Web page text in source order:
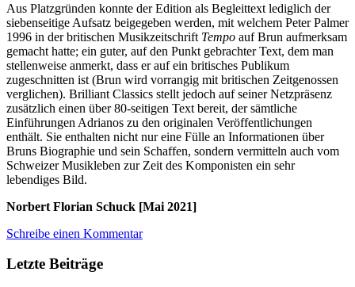
Aus Platzgründen konnte der Edition als Begleittext lediglich der
siebenseitige Aufsatz beigegeben werden, mit welchem Peter Palmer
1996 in der britischen Musikzeitschrift Tempo auf Brun aufmerksam
gemacht hatte; ein guter, auf den Punkt gebrachter Text, dem man
stellenweise anmerkt, dass er auf ein britisches Publikum
zugeschnitten ist (Brun wird vorrangig mit britischen Zeitgenossen
verglichen). Brilliant Classics stellt jedoch auf seiner Netzpräsenz
zusätzlich einen über 80-seitigen Text bereit, der sämtliche
Einführungen Adrianos zu den originalen Veröffentlichungen
enthält. Sie enthalten nicht nur eine Fülle an Informationen über
Bruns Biographie und sein Schaffen, sondern vermitteln auch vom
Schweizer Musikleben zur Zeit des Komponisten ein sehr
lebendiges Bild.
Norbert Florian Schuck [Mai 2021]
Schreibe einen Kommentar
Letzte Beiträge